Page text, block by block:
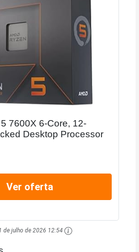
7600X 6-Core, 12-
Desktop Processor
Ver oferta
de julho de 2026 12:54